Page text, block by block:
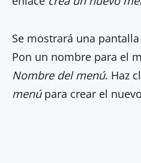
Se mostrará una
Pon un nombre para el
Nombre del menú. Haz
menúpara crear el